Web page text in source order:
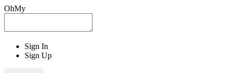
OhMy
Sign In
Sign Up